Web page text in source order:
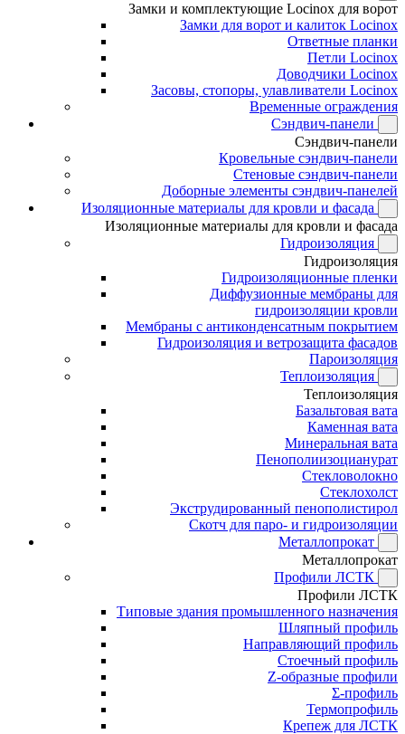
Замки и комплектующие Locinox для ворот
Замки для ворот и калиток Locinox
Ответные планки
Петли Locinox
Доводчики Locinox
Засовы, стопоры, улавливатели Locinox
Временные ограждения
Сэндвич-панели
Сэндвич-панели
Кровельные сэндвич-панели
Стеновые сэндвич-панели
Доборные элементы сэндвич-панелей
Изоляционные материалы для кровли и фасада
Изоляционные материалы для кровли и фасада
Гидроизоляция
Гидроизоляция
Гидроизоляционные пленки
Диффузионные мембраны для
гидроизоляции кровли
Мембраны с антиконденсатным покрытием
Гидроизоляция и ветрозащита фасадов
Пароизоляция
Теплоизоляция
Теплоизоляция
Базальтовая вата
Каменная вата
Минеральная вата
Пенополиизоцианурат
Стекловолокно
Стеклохолст
Экструдированный пенополистирол
Скотч для паро- и гидроизоляции
Металлопрокат
Металлопрокат
Профили ЛСТК
Профили ЛСТК
Типовые здания промышленного назначения
Шляпный профиль
Направляющий профиль
Стоечный профиль
Z-образные профили
Σ-профиль
Термопрофиль
Крепеж для ЛСТК